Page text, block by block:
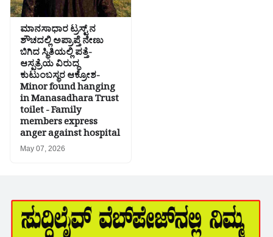
ಮಾನಸಾಧಾರ ಟ್ರಸ್ಟ್ ನ
ಶೌಚದಲ್ಲಿ ಅಪ್ರಾಪ್ತೆ ನೇಣು
ಬಿಗಿದ ಸ್ಥಿತಿಯಲ್ಲಿ ಪತ್ತೆ-
ಆಸ್ಪತ್ರೆಯ ವಿರುದ್ಧ
ಕುಟುಂಬಸ್ಥರ ಆಕ್ರೋಶ-
Minor found hanging
in Manasadhara Trust
toilet - Family
members express
anger against hospital
May 07, 2026